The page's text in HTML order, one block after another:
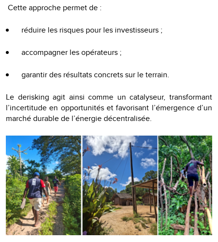
Cette approche permet de :
réduire les risques pour les investisseurs ;
accompagner les opérateurs ;
garantir des résultats concrets sur le terrain.
Le derisking agit ainsi comme un catalyseur, transformant
l’incertitude en opportunités et favorisant l’émergence d’un
marché durable de l’énergie décentralisée.